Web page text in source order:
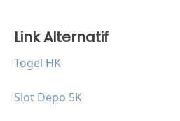
Link Alternatif
Togel HK
Slot Depo 5K